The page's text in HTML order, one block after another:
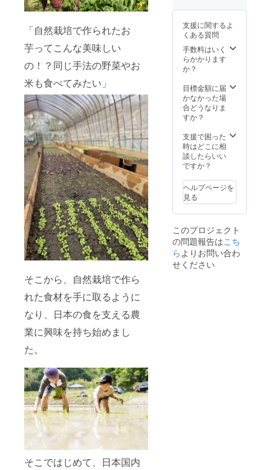
「自然栽培で作られたお
芋ってこんな美味しい
の！？同じ手法の野菜やお
米も食べてみたい」
そこから、自然栽培で作ら
れた食材を手に取るように
なり、日本の食を支える農
業に興味を持ち始めまし
た。
そこではじめて、日本国内
無肥料
※発送料
込み
予めご
ださ
い。
サイト
のロゴ
を掲載
させて
頂きま
のHPも
掲載さ
せて頂
掲載の
お打ち
合わせ
はZoom
ていた
だきま
す。 ※
公序良
する内
容、法
令に違
反する
内容な
0205 東
多摩郡
檜原村
樋里
9031
ww.kita
akigaw
a-
通費は
支援者
負担に
なりま
【3年間
HP掲
載】 ※
サイト
のロゴ
を掲載
させて
頂きま
す。 ※
支援に関するよ
くある質問
手数料はいく
らかかります
か？
目標金額に届
かなかった場
合どうなりま
すか？
支援で困った
時はどこに相
談したらいい
ですか？
ヘルプページを
見る
このプロジェクト
の問題報告はこち
らよりお問い合わ
せください